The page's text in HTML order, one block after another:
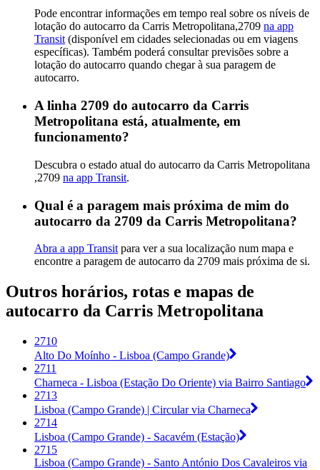
Pode encontrar informações em tempo real sobre os níveis de
lotação do autocarro da Carris Metropolitana,2709 na app
Transit (disponível em cidades selecionadas ou em viagens
específicas). Também poderá consultar previsões sobre a
lotação do autocarro quando chegar à sua paragem de
autocarro.
A linha 2709 do autocarro da Carris
Metropolitana está, atualmente, em
funcionamento?
Descubra o estado atual do autocarro da Carris Metropolitana
,2709 na app Transit.
Qual é a paragem mais próxima de mim do
autocarro da 2709 da Carris Metropolitana?
Abra a app Transit para ver a sua localização num mapa e
encontre a paragem de autocarro da 2709 mais próxima de si.
Outros horários, rotas e mapas de
autocarro da Carris Metropolitana
2710
Alto Do Moínho - Lisboa (Campo Grande)
2711
Charneca - Lisboa (Estação Do Oriente) via Bairro Santiago
2713
Lisboa (Campo Grande) | Circular via Charneca
2714
Lisboa (Campo Grande) - Sacavém (Estação)
2715
Lisboa (Campo Grande) - Santo António Dos Cavaleiros via